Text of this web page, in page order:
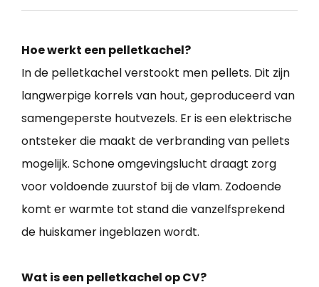
Hoe werkt een pelletkachel?
In de pelletkachel verstookt men pellets. Dit zijn
langwerpige korrels van hout, geproduceerd van
samengeperste houtvezels. Er is een elektrische
ontsteker die maakt de verbranding van pellets
mogelijk. Schone omgevingslucht draagt zorg
voor voldoende zuurstof bij de vlam. Zodoende
komt er warmte tot stand die vanzelfsprekend
de huiskamer ingeblazen wordt.
Wat is een pelletkachel op CV?